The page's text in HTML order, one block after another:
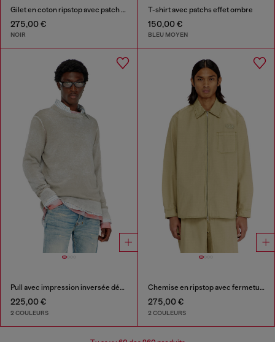
Gilet en coton ripstop avec patch Oval D
275,00 €
NOIR
T-shirt avec patchs effet ombre
150,00 €
BLEU MOYEN
Pull avec impression inversée décolorée
225,00 €
2 COULEURS
Chemise en ripstop avec fermeture zippée
275,00 €
2 COULEURS